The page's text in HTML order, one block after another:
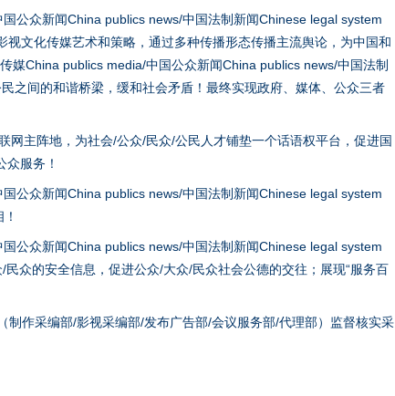
公众新闻China publics news/中国法制新闻Chinese legal system
文化传媒艺术和策略，通过多种传播形态传播主流舆论，为中国和
媒China publics media/中国公众新闻China publics news/中国法制
之间的和谐桥梁，缓和社会矛盾！最终实现政府、媒体、公众三者
主阵地，为社会/公众/民众/公民人才铺垫一个话语权平台，促进国
服务！
公众新闻China publics news/中国法制新闻Chinese legal system
公众新闻China publics news/中国法制新闻Chinese legal system
众的安全信息，促进公众/大众/民众社会公德的交往；展现“服务百
作采编部/影视采编部/发布广告部/会议服务部/代理部）监督核实采
了四季 法官巧妙执行解纠纷